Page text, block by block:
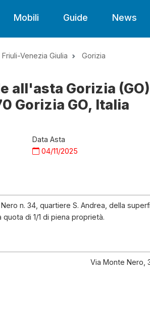
Mobili Guide News
Friuli-Venezia Giulia Gorizia
all'asta Gorizia
Gorizia GO, Italia
Data Asta
04/11/2025
n. 34, quartiere S. Andrea, della
di 1/1 di piena proprietà.
Via Monte Nero,